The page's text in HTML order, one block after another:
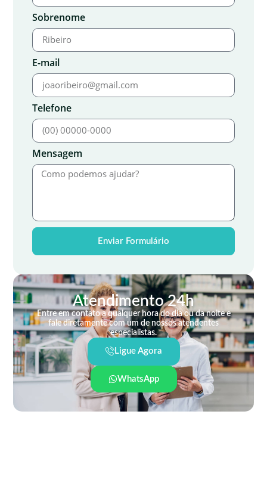
Sobrenome
E-mail
Telefone
Mensagem
Enviar Formulário
Atendimento 24h
Entre em contato a qualquer hora do dia ou da noite e
fale diretamente com um de nossos atendentes
especialistas.
Ligue Agora
WhatsApp